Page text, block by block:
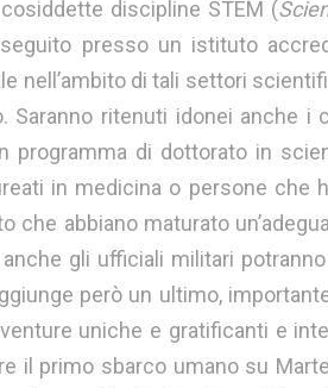
discipline STEM (
presso un istituto
nell’ambito di tali settori
Saranno ritenuti idonei anche i
programma di dottorato in
in medicina o persone che
che abbiano maturato
gli ufficiali militari
però un ultimo,
uniche e gratificanti e
il primo sbarco umano su